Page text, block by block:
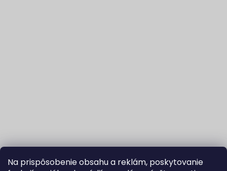
Na prispôsobenie obsahu a reklám, poskytovanie